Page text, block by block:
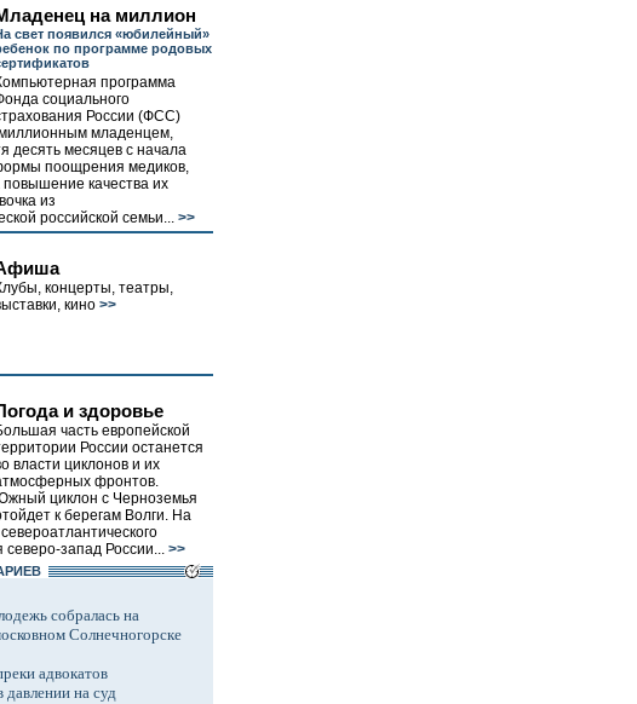
на миллион
свет появился «юбилейный»
по программе родовых
программа
социального
России (ФСС)
младенцем,
десять месяцев с начала
поощрения медиков,
качества их
из
российской семьи... >>
концерты, театры,
кино >>
и здоровье
часть европейской
России останется
власти циклонов и их
фронтов.
циклон с Черноземья
к берегам Волги. На
северо-запад России... >>
собралась на
Солнечногорске
адвокатов
давлении на суд